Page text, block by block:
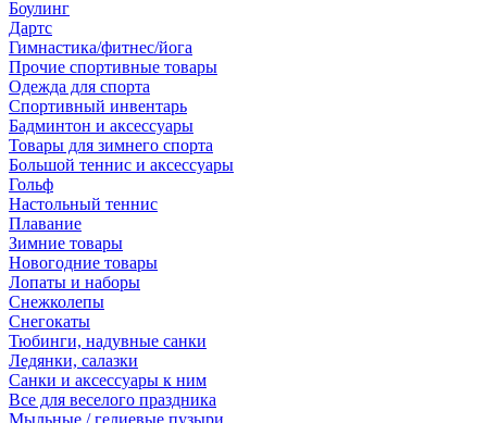
Боулинг
Дартс
Гимнастика/фитнес/йога
Прочие спортивные товары
Одежда для спорта
Спортивный инвентарь
Бадминтон и аксессуары
Товары для зимнего спорта
Большой теннис и аксессуары
Гольф
Настольный теннис
Плавание
Зимние товары
Новогодние товары
Лопаты и наборы
Снежколепы
Снегокаты
Тюбинги, надувные санки
Ледянки, салазки
Санки и аксессуары к ним
Все для веселого праздника
Мыльные / гелиевые пузыри